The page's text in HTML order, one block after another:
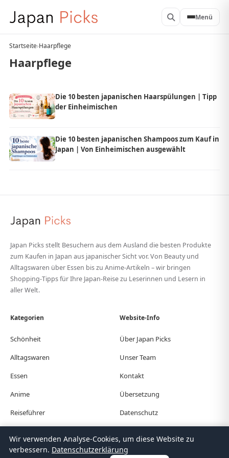
Menü
Startseite›Haarpflege
Haarpflege
Die 10 besten japanischen Haarspülungen | Tipp
der Einheimischen
Die 10 besten japanischen Shampoos zum Kauf in
Japan | Von Einheimischen ausgewählt
Japan Picks stellt Besuchern aus dem Ausland die besten Produkte
zum Kaufen in Japan aus japanischer Sicht vor. Von Beauty und
Alltagswaren über Essen bis zu Anime-Artikeln – wir bringen
Shopping-Tipps für Ihre Japan-Reise zu Leserinnen und Lesern in
aller Welt.
Kategorien
Schönheit
Alltagswaren
Essen
Anime
Reiseführer
Website-Info
Über Japan Picks
Unser Team
Kontakt
Übersetzung
Datenschutz
© Japan Picks. All Rights Reserved.
Wir verwenden Analyse-Cookies, um diese Website zu
verbessern. Datenschutzerklärung